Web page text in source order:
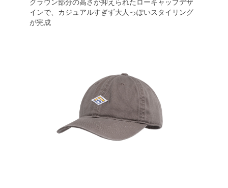
クラウン部分の高さが抑えられたローキャップデザ
インで、カジュアルすぎず大人っぽいスタイリング
が完成